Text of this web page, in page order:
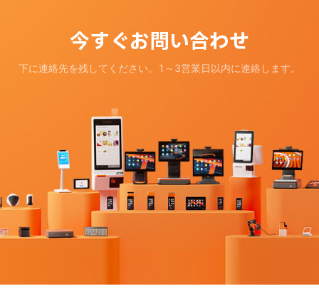
今すぐお問い合わせ
下に連絡先を残してください。 1～3営業日以内に連絡します。